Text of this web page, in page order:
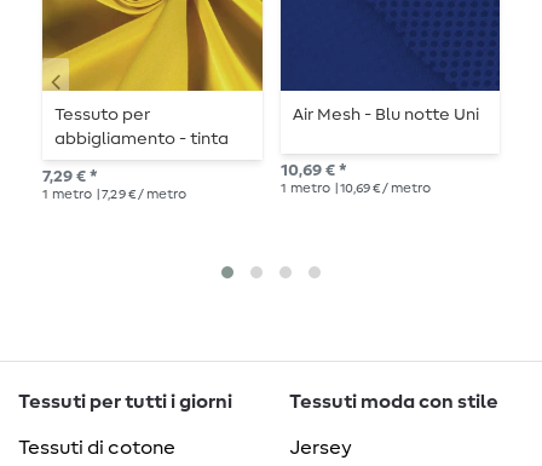
Tessuto per
abbigliamento - tinta
unita giallo
7,29 € *
1 metro | 7,29 € / metro
Air Mesh - Blu notte Uni
10,69 € *
1 metro | 10,69 € / metro
Tessuti per tutti i giorni
Tessuti di cotone
Tessuti moda con stile
Jersey